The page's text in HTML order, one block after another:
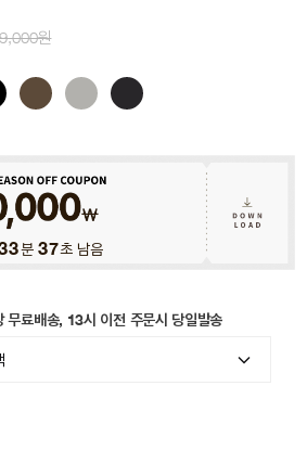
원
분 34초 남음
료배송, 13시 이전 주문시 당일발송